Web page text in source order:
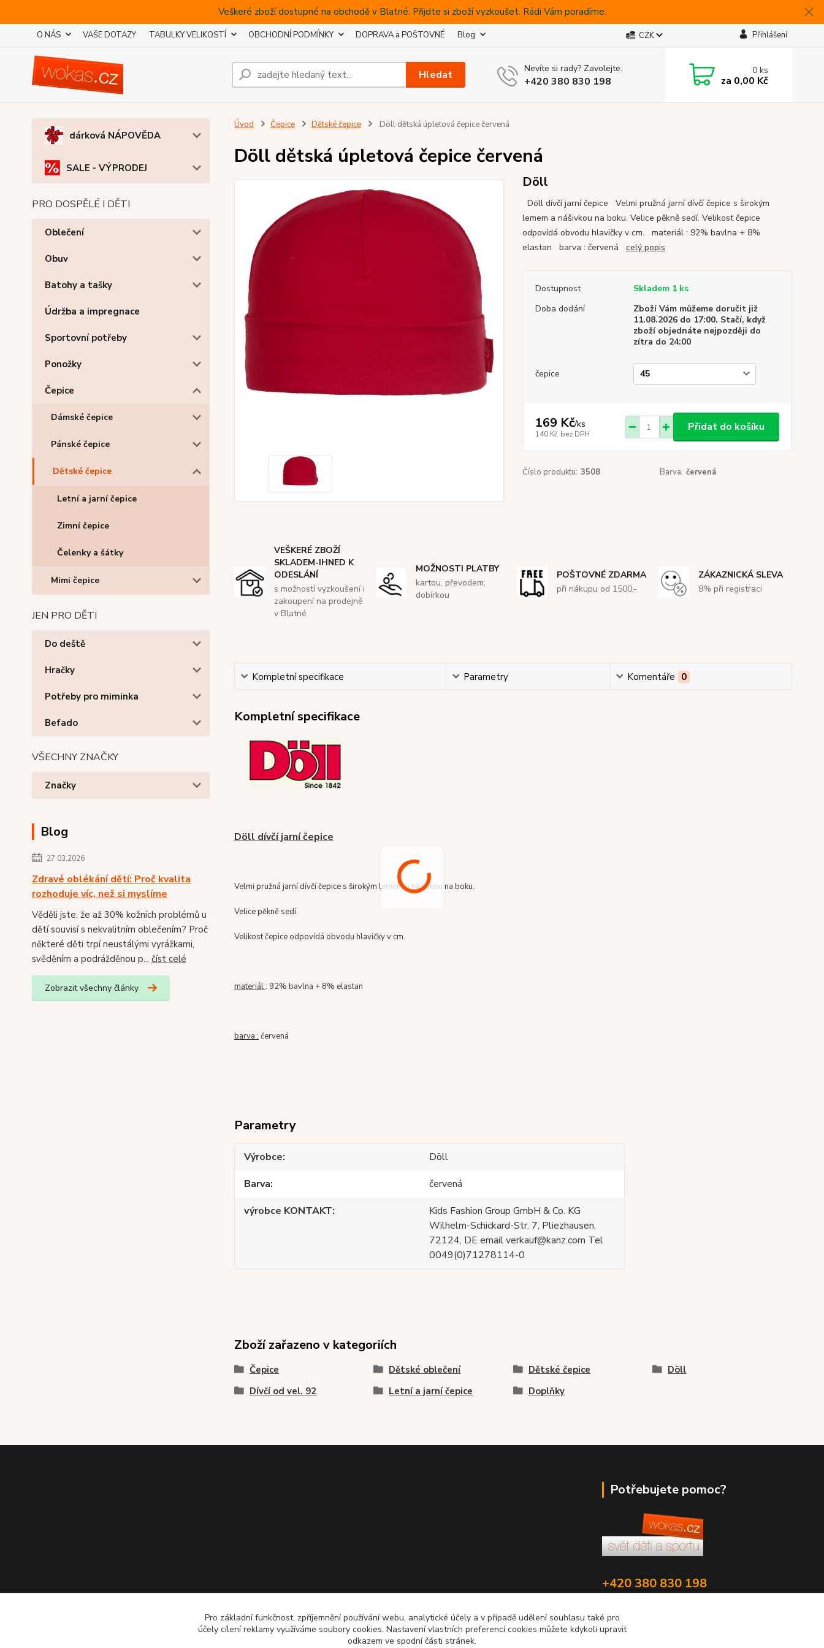
Veškeré zboží dostupné na obchodě v Blatné. Přijdte si zboží vyzkoušet. Rádi Vám poradíme.
O NÁS VAŠE DOTAZY TABULKY VELIKOSTÍ OBCHODNÍ PODMÍNKY DOPRAVA a POŠTOVNÉ Blog CZK Přihlášení
Hledat Nevíte si rady? Zavolejte.
+420 380 830 198
0ks
za 0,00 Kč
dárková NÁPOVĚDA
SALE - VÝPRODEJ
PRO DOSPĚLÉ I DĚTI
Oblečení
Obuv
Batohy a tašky
Údržba a impregnace
Sportovní potřeby
Ponožky
Čepice
Dámské čepice
Pánské čepice
Dětské čepice
Letní a jarní čepice
Zimní čepice
Čelenky a šátky
Mimi čepice
JEN PRO DĚTI
Do deště
Hračky
Potřeby pro miminka
Befado
VŠECHNY ZNAČKY
Značky
Blog
27.03.2026
Zdravé oblékání dětí: Proč kvalita
rozhoduje víc, než si myslíme
Věděli jste, že až 30% kožních problémů u
dětí souvisí s nekvalitním oblečením? Proč
některé děti trpí neustálými vyrážkami,
svěděním a podrážděnou p... číst celé
Zobrazit všechny články
Úvod Čepice Dětské čepice Döll dětská úpletová čepice červená
Döll dětská úpletová čepice červená
Döll
Döll dívčí jarní čepice Velmi pružná jarní dívčí čepice s širokým
lemem a nášivkou na boku. Velice pěkně sedí. Velikost čepice
odpovídá obvodu hlavičky v cm. materiál : 92% bavlna + 8%
elastan barva : červená celý popis
Dostupnost
Skladem 1 ks
Doba dodání
Zboží Vám můžeme doručit již
11.08.2026 do 17:00. Stačí, když
zboží objednáte nejpozději do
zítra do 24:00
čepice
169 Kč/ks
140 Kč bez DPH
Přidat do košíku
Číslo produktu: 3508 Barva: červená
VEŠKERÉ ZBOŽÍ
SKLADEM-IHNED K
ODESLÁNÍ
s možností vyzkoušení i
zakoupení na prodejně
v Blatné
MOŽNOSTI PLATBY
kartou, převodem,
dobírkou
POŠTOVNÉ ZDARMA
při nákupu od 1500,-
ZÁKAZNICKÁ SLEVA
8% při registraci
Kompletní specifikace Parametry Komentáře 0
Kompletní specifikace
Döll dívčí jarní čepice
Velmi pružná jarní dívčí čepice s širokým lemem a nášivkou na boku.
Velice pěkně sedí.
Velikost čepice odpovídá obvodu hlavičky v cm.
materiál: 92% bavlna + 8% elastan
barva : červená
Parametry
Výrobce
Döll
Barva
červená
výrobce KONTAKT
Kids Fashion Group GmbH & Co. KG
Wilhelm-Schickard-Str. 7, Pliezhausen,
72124, DE email verkauf@kanz.com Tel
0049(0)71278114-0
Zboží zařazeno v kategoriích
Čepice Dětské oblečení Dětské čepice
Döll
Dívčí od vel. 92
Letní a jarní čepice Doplňky
Potřebujete pomoc?
+420 380 830 198
Pro základní funkčnost, zpříjemnění používání webu, analytické účely a v případě udělení souhlasu také pro
účely cílení reklamy využíváme soubory cookies. Nastavení vlastních preferencí cookies můžete kdykoli upravit
odkazem ve spodní části stránek.